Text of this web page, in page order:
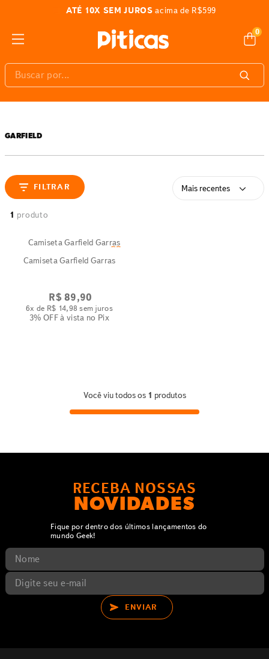
ATÉ 10X SEM JUROS acima de R$599
0
Buscar por...
GARFIELD
FILTRAR Mais recentes
1 produto
Camiseta Garfield Garras
R$ 89,90
6x de R$ 14,98 sem juros
3% OFFà vista no Pix
Você viu todos os 1 produtos
RECEBA NOSSAS
NOVIDADES
Fique por dentro dos últimos lançamentos do
mundo Geek!
ENVIAR